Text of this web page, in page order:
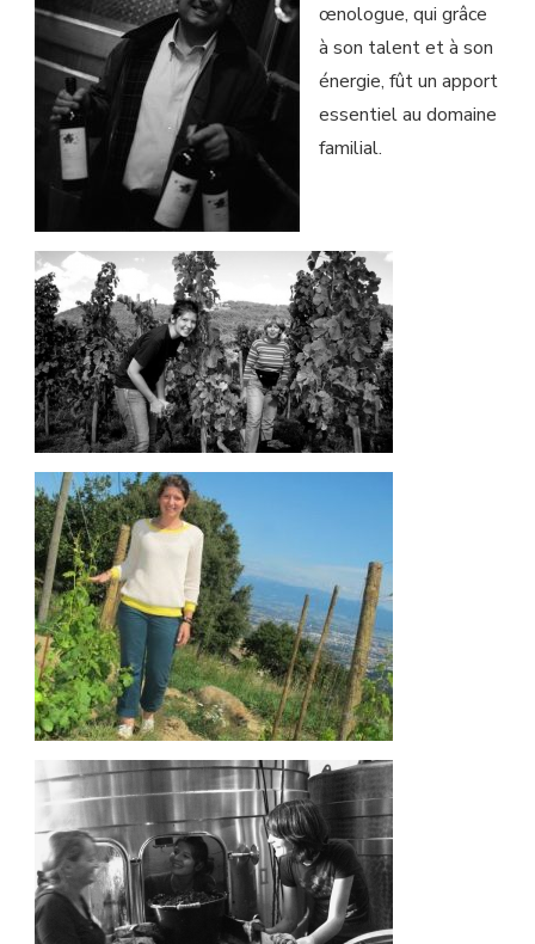
œnologue, qui grâce
à son talent et à son
énergie, fût un apport
essentiel au domaine
familial.